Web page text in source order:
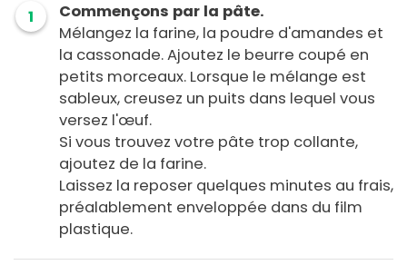
1
Commençons par la pâte.
Mélangez la farine, la poudre d'amandes et
la cassonade. Ajoutez le beurre coupé en
petits morceaux. Lorsque le mélange est
sableux, creusez un puits dans lequel vous
versez l'œuf.
Si vous trouvez votre pâte trop collante,
ajoutez de la farine.
Laissez la reposer quelques minutes au frais,
préalablement enveloppée dans du film
plastique.